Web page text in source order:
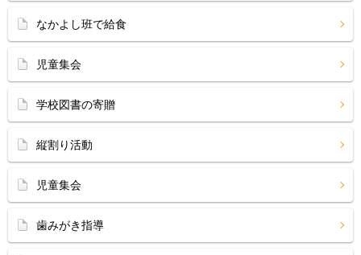
なかよし班で給食
児童集会
学校図書の寄贈
縦割り活動
児童集会
歯みがき指導